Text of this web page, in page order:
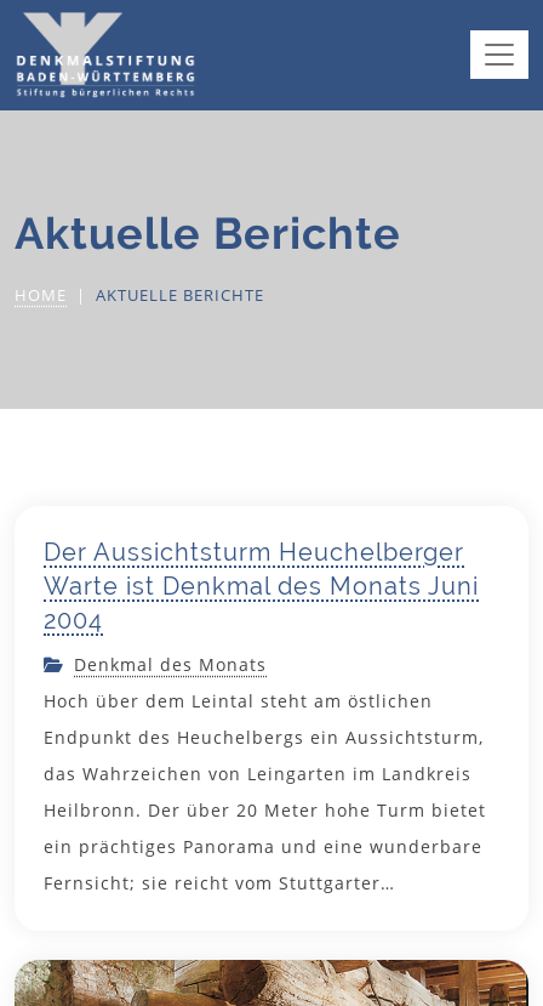
Aktuelle Berichte
HOME AKTUELLE BERICHTE
Der Aussichtsturm Heuchelberger
Warte ist Denkmal des Monats Juni
2004
Denkmal des Monats
Hoch über dem Leintal steht am östlichen
Endpunkt des Heuchelbergs ein Aussichtsturm,
das Wahrzeichen von Leingarten im Landkreis
Heilbronn. Der über 20 Meter hohe Turm bietet
ein prächtiges Panorama und eine wunderbare
Fernsicht; sie reicht vom Stuttgarter…